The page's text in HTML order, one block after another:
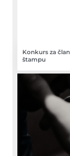
Konkurs za
štampu